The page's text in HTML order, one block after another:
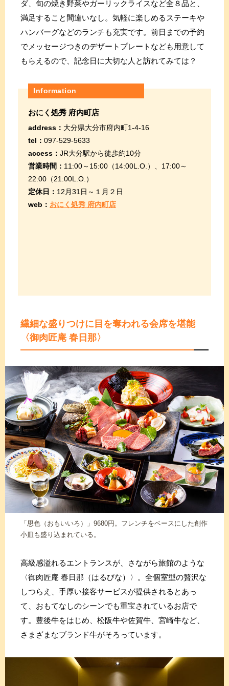
ダ、旬の焼き野菜やガーリックライスなど全８品と、
満足すること間違いなし。気軽に楽しめるステーキや
ハンバーグなどのランチも充実です。前日までの予約
でメッセージつきのデザートプレートなども用意して
もらえるので、記念日に大切な人と訪れてみては？
Information
おにく処秀 府内町店
address： 大分県大分市府内町1-4-16
tel： 097-529-5633
access： JR大分駅から徒歩約10分
営業時間： 11:00～15:00（14:00L.O.）、17:00～
22:00（21:00L.O.）
定休日： 12月31日～１月２日
web： おにく処秀 府内町店
繊細な盛りつけに目を奪われる会席を堪能
〈御肉匠庵 春日那〉
「思色（おもいいろ）」9680円。フレンチをベースにした創作
小皿も盛り込まれている。
高級感溢れるエントランスが、さながら旅館のような
〈御肉匠庵 春日那（はるびな）〉。全個室型の贅沢な
しつらえ、手厚い接客サービスが提供されるとあっ
て、おもてなしのシーンでも重宝されているお店で
す。豊後牛をはじめ、松阪牛や佐賀牛、宮崎牛など、
さまざまなブランド牛がそろっています。